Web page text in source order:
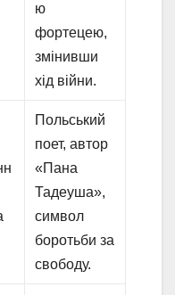
ю
фортецею,
змінивши
хід війни.
Польський
поет, автор
«Пана
Тадеуша»,
символ
боротьби за
свободу.